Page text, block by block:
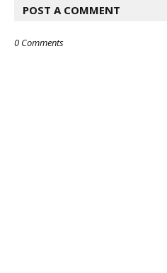
POST A COMMENT
0 Comments